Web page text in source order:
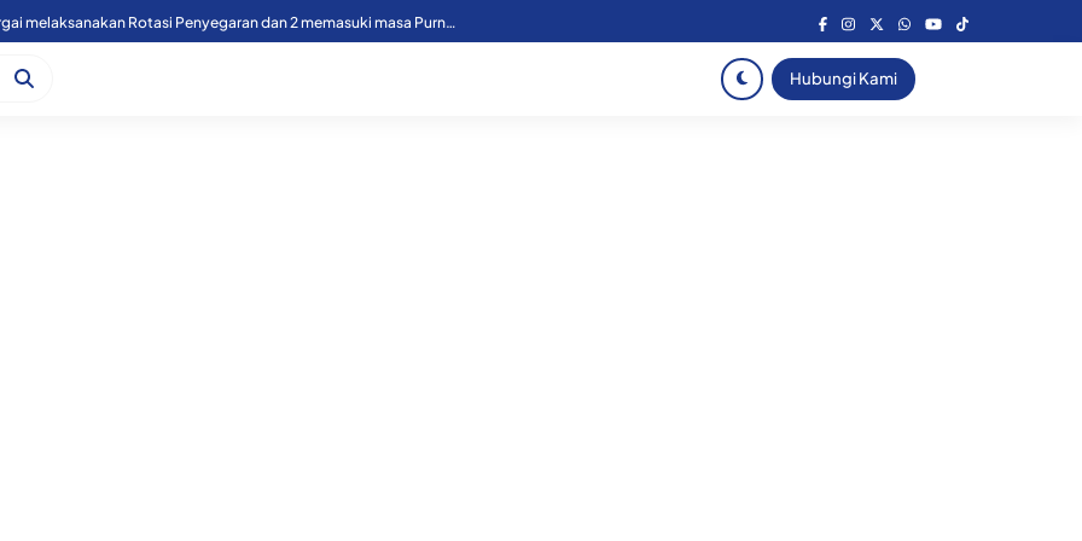
49 Personil Polres Sergai melaksanakan Rotasi Penyegaran dan 2 memasuki masa Purnawirawan
Hubungi Kami